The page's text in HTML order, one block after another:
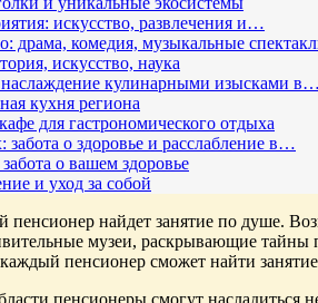
искусство, развлечения и…
драма, комедия, музыкальные
искусство, наука
кулинарными изысками в…
кухня региона
для гастрономического отдыха
о здоровье и расслабление в…
о вашем здоровье
и уход за собой
найдет занятие по душе.
музеи, раскрывающие
пенсионер сможет найти